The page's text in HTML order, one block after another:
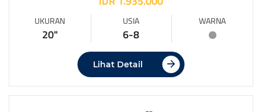
UKURAN
20"
USIA
6-8
WARNA
Lihat Detail